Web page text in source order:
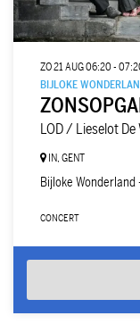
LOD / Lieselot
BIJLOKE
ZO 21 AUG06:20 -
IN, GENT
Bijloke Wonderland
CONCERT